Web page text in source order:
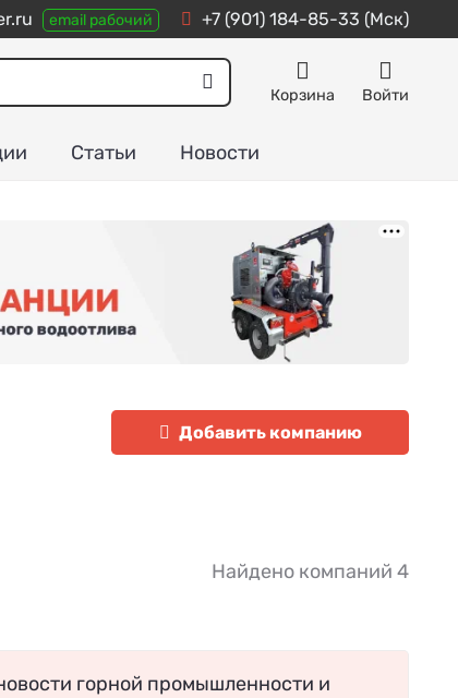
email рабочий +7 (901) 184-85-33 (Мск)
Корзина Войти
Статьи Новости
Добавить компанию
Найдено компаний 4
горной промышленности и